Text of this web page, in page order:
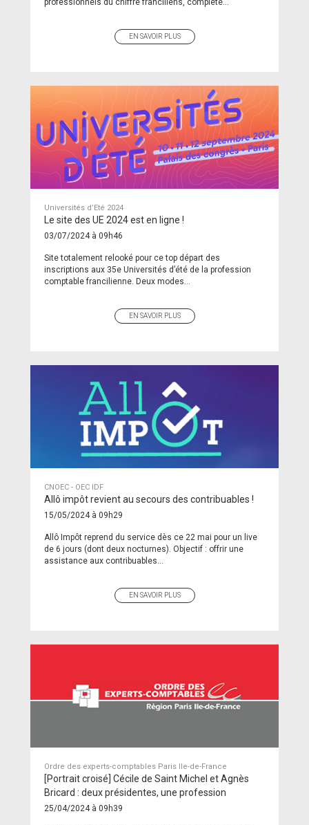
professionnels du chiffre franciliens, complété...
EN SAVOIR PLUS
Universités d’Eté 2024
Le site des UE 2024 est en ligne !
03/07/2024 à 09h46
Site totalement relooké pour ce top départ des
inscriptions aux 35e Universités d’été de la profession
comptable francilienne. Deux modes...
EN SAVOIR PLUS
CNOEC - OEC IDF
Allô impôt revient au secours des contribuables !
15/05/2024 à 09h29
Allô Impôt reprend du service dès ce 22 mai pour un live
de 6 jours (dont deux nocturnes). Objectif : offrir une
assistance aux contribuables...
EN SAVOIR PLUS
Ordre des experts-comptables Paris Ile-de-France
[Portrait croisé] Cécile de Saint Michel et Agnès
Bricard : deux présidentes, une profession
25/04/2024 à 09h39